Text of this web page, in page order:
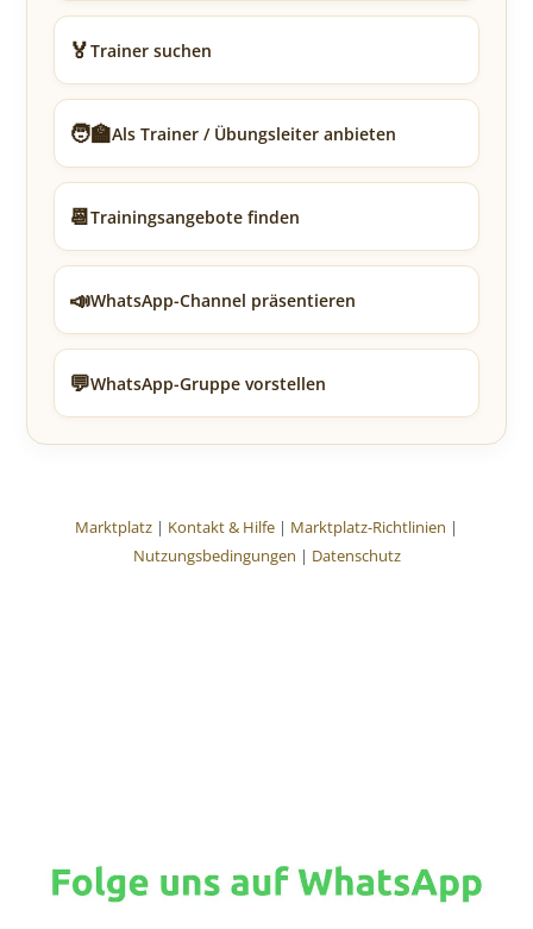
🏅Trainer suchen
🧑‍🏫Als Trainer / Übungsleiter anbieten
📆Trainingsangebote finden
📣WhatsApp-Channel präsentieren
💬WhatsApp-Gruppe vorstellen
Marktplatz | Kontakt & Hilfe | Marktplatz-Richtlinien |
Nutzungsbedingungen | Datenschutz